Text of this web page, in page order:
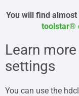
You will find
toolstar®
Learn
settings
You can use the